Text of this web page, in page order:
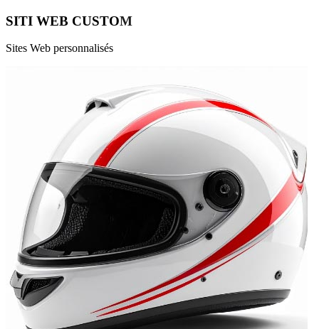
SITI WEB CUSTOM
Sites Web personnalisés